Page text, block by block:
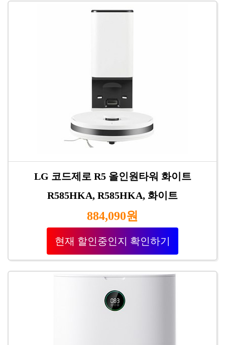
LG 코드제로 R5 올인원타워 화이트
R585HKA, R585HKA, 화이트
884,090원
현재 할인중인지 확인하기